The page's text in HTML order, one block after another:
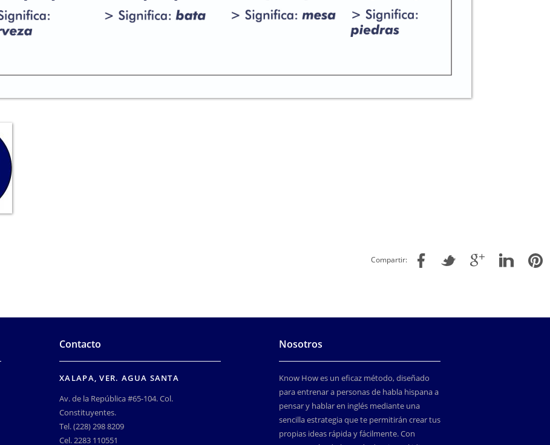
Compartir:
Contacto
XALAPA, VER. AGUA SANTA
Av. de la República #65-104. Col.
Constituyentes.
Tel. (228) 298 8209
Cel. 2283 110551
Nosotros
Know How es un eficaz método, diseñado
para entrenar a personas de habla hispana a
pensar y hablar en inglés mediante una
sencilla estrategia que te permitirán crear tus
propias ideas rápida y fácilmente. Con